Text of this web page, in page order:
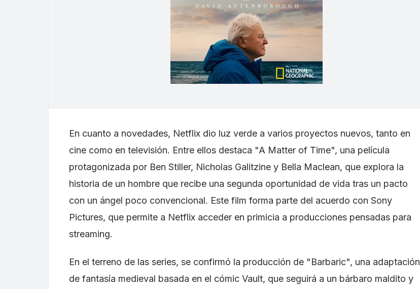
En cuanto a novedades, Netflix dio luz verde a varios proyectos nuevos, tanto en
cine como en televisión. Entre ellos destaca "A Matter of Time", una película
protagonizada por Ben Stiller, Nicholas Galitzine y Bella Maclean, que explora la
historia de un hombre que recibe una segunda oportunidad de vida tras un pacto
con un ángel poco convencional. Este film forma parte del acuerdo con Sony
Pictures, que permite a Netflix acceder en primicia a producciones pensadas para
streaming.
En el terreno de las series, se confirmó la producción de "Barbaric", una adaptación
de fantasía medieval basada en el cómic Vault, que seguirá a un bárbaro maldito y